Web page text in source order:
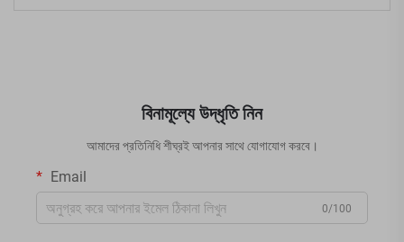
বিনামূল্যে উদ্ধৃতি নিন
আমাদের প্রতিনিধি শীঘ্রই আপনার সাথে যোগাযোগ করবে।
Email
0/100